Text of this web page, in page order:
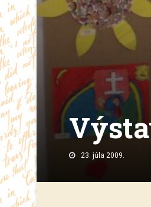
23. júla 2009.